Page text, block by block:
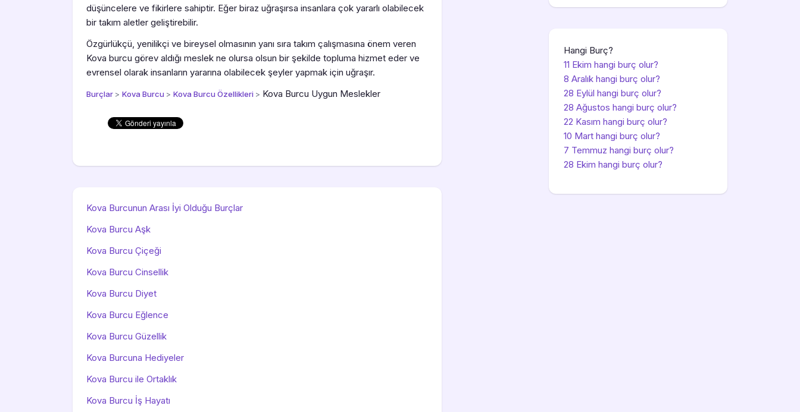
düşüncelere ve fikirlere sahiptir. Eğer biraz uğraşırsa insanlara çok yararlı olabilecek
bir takım aletler geliştirebilir.
Özgürlükçü, yenilikçi ve bireysel olmasının yanı sıra takım çalışmasına önem veren
Kova burcu görev aldığı meslek ne olursa olsun bir şekilde topluma hizmet eder ve
evrensel olarak insanların yararına olabilecek şeyler yapmak için uğraşır.
Burçlar > Kova Burcu > Kova Burcu Özellikleri > Kova Burcu Uygun Meslekler
Kova Burcunun Arası İyi Olduğu Burçlar
Kova Burcu Aşk
Kova Burcu Çiçeği
Kova Burcu Cinsellik
Kova Burcu Diyet
Kova Burcu Eğlence
Kova Burcu Güzellik
Kova Burcuna Hediyeler
Kova Burcu ile Ortaklık
Kova Burcu İş Hayatı
Hangi Burç?
11 Ekim hangi burç olur?
8 Aralık hangi burç olur?
28 Eylül hangi burç olur?
28 Ağustos hangi burç olur?
22 Kasım hangi burç olur?
10 Mart hangi burç olur?
7 Temmuz hangi burç olur?
28 Ekim hangi burç olur?